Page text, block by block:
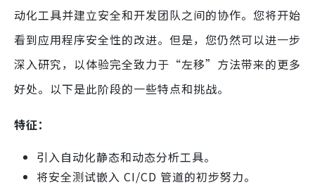
动化工具并建立安全和开发团队之间的协作。您将开始
看到应用程序安全性的改进。但是，您仍然可以进一步
深入研究，以体验完全致力于“左移”方法带来的更多
好处。以下是此阶段的一些特点和挑战。
特征：
引入自动化静态和动态分析工具。
将安全测试嵌入 CI/CD 管道的初步努力。